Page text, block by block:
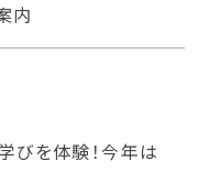
内
びを体験！今年は